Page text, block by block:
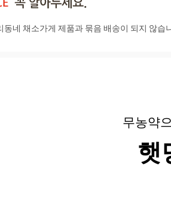
동네 채소가게 제품과 묶음 배송이 되지 않습
무농약
햇